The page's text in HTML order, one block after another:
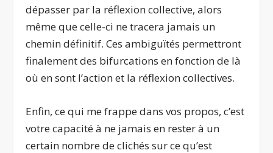
dépasser par la réflexion collective, alors
même que celle-ci ne tracera jamais un
chemin définitif. Ces ambiguïtés permettront
finalement des bifurcations en fonction de là
où en sont l’action et la réflexion collectives.
Enfin, ce qui me frappe dans vos propos, c’est
votre capacité à ne jamais en rester à un
certain nombre de clichés sur ce qu’est